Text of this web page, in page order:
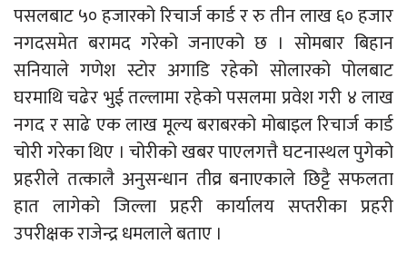
पसलबाट ५० हजारको रिचार्ज कार्ड र रु तीन लाख ६० हजार
नगदसमेत बरामद गरेको जनाएको छ । सोमबार बिहान
सनियाले गणेश स्टोर अगाडि रहेको सोलारको पोलबाट
घरमाथि चढेर भुई तल्लामा रहेको पसलमा प्रवेश गरी ४ लाख
नगद र साढे एक लाख मूल्य बराबरको मोबाइल रिचार्ज कार्ड
चोरी गरेका थिए । चोरीको खबर पाएलगत्तै घटनास्थल पुगेको
प्रहरीले तत्कालै अनुसन्धान तीव्र बनाएकाले छिट्टै सफलता
हात लागेको जिल्ला प्रहरी कार्यालय सप्तरीका प्रहरी
उपरीक्षक राजेन्द्र धमलाले बताए ।